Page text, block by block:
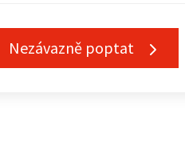
Nezávazně poptat